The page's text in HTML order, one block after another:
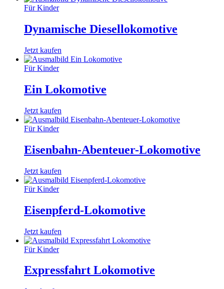
Für Kinder
Dynamische Diesellokomotive
Jetzt kaufen
Für Kinder
Ein Lokomotive
Jetzt kaufen
Für Kinder
Eisenbahn-Abenteuer-Lokomotive
Jetzt kaufen
Für Kinder
Eisenpferd-Lokomotive
Jetzt kaufen
Für Kinder
Expressfahrt Lokomotive